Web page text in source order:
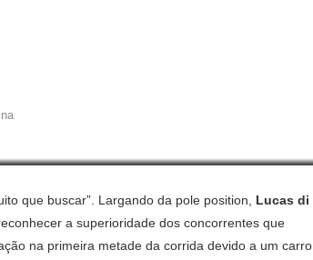
NA ARGENTINA
que buscar”. Largando da pole position,
Lucas di
a superioridade dos concorrentes que
na primeira metade da corrida devido a um carro